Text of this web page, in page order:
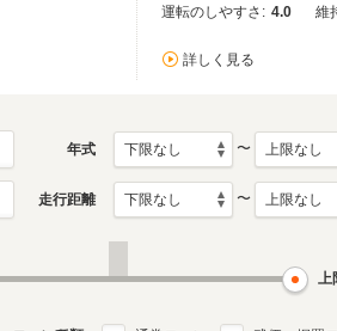
運転のしやすさ: 4.0 維
詳しく見る
生産モデル
年式 〜
走行距離 〜
上